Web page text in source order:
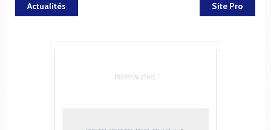
Actualités Site Pro